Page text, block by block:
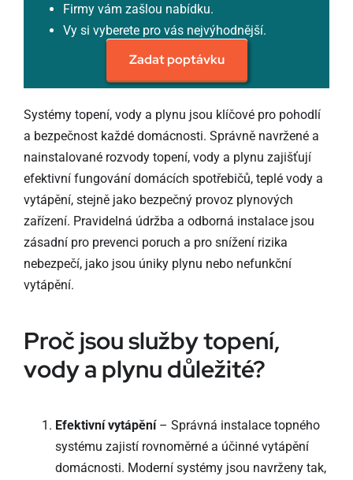
Firmy vám zašlou nabídku.
Vy si vyberete pro vás nejvýhodnější.
Zadat poptávku
Systémy topení, vody a plynu jsou klíčové pro pohodlí
a bezpečnost každé domácnosti. Správně navržené a
nainstalované rozvody topení, vody a plynu zajišťují
efektivní fungování domácích spotřebičů, teplé vody a
vytápění, stejně jako bezpečný provoz plynových
zařízení. Pravidelná údržba a odborná instalace jsou
zásadní pro prevenci poruch a pro snížení rizika
nebezpečí, jako jsou úniky plynu nebo nefunkční
vytápění.
Proč jsou služby topení,
vody a plynu důležité?
Efektivní vytápění– Správná instalace topného
systému zajistí rovnoměrné a účinné vytápění
domácnosti. Moderní systémy jsou navrženy tak,